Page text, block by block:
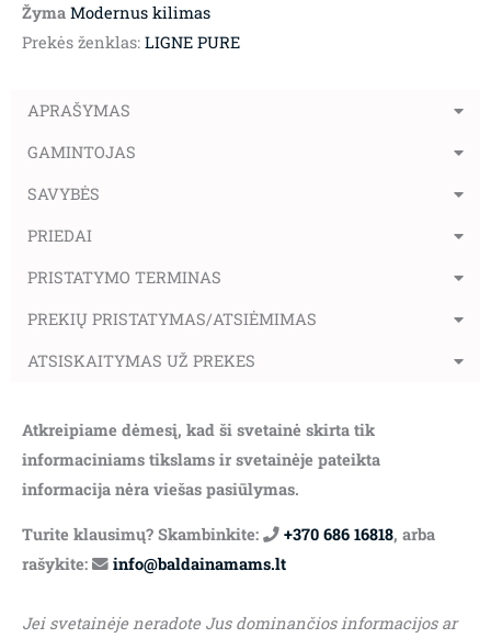
Žyma Modernus kilimas
Prekės ženklas: LIGNE PURE
APRAŠYMAS
GAMINTOJAS
SAVYBĖS
PRIEDAI
PRISTATYMO TERMINAS
PREKIŲ PRISTATYMAS/ATSIĖMIMAS
ATSISKAITYMAS UŽ PREKES
Atkreipiame dėmesį, kad ši svetainė skirta tik
informaciniams tikslams ir svetainėje pateikta
informacija nėra viešas pasiūlymas.
Turite klausimų? Skambinkite: +370 686 16818, arba
rašykite:
info@baldainamams.lt
Jei svetainėje neradote Jus dominančios informacijos ar